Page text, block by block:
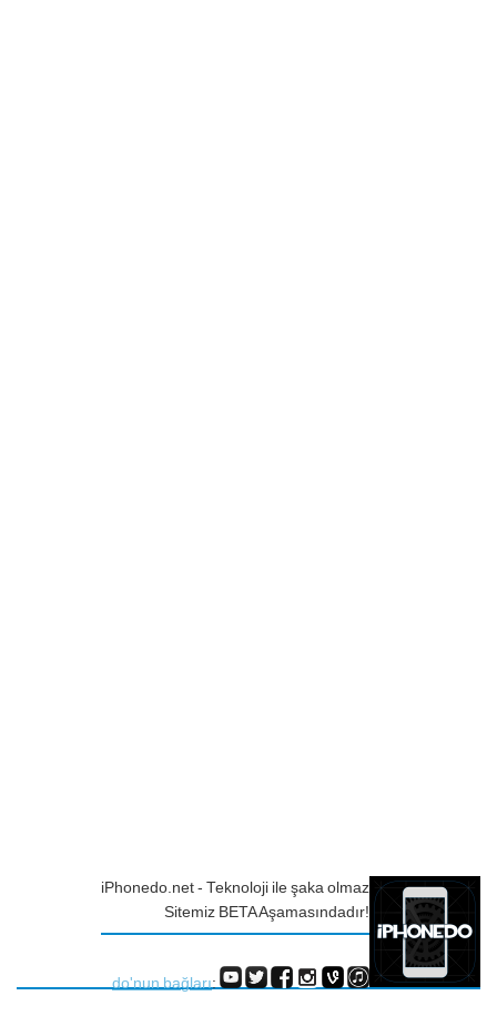
iPhonedo.net - Teknoloji ile şaka olmaz
Sitemiz BETA Aşamasındadır!
do'nun bağları: